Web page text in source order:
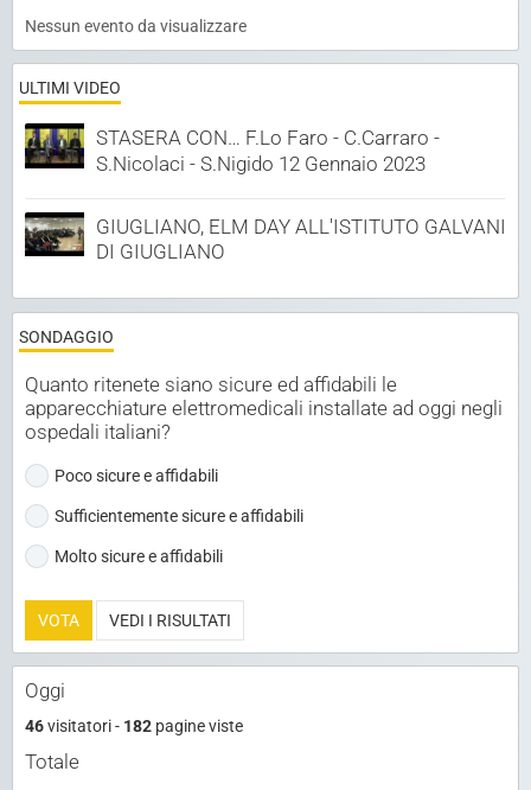
Nessun evento da visualizzare
ULTIMI VIDEO
STASERA CON… F.Lo Faro - C.Carraro -
S.Nicolaci - S.Nigido 12 Gennaio 2023
GIUGLIANO, ELM DAY ALL'ISTITUTO GALVANI
DI GIUGLIANO
SONDAGGIO
Quanto ritenete siano sicure ed affidabili le
apparecchiature elettromedicali installate ad oggi negli
ospedali italiani?
Poco sicure e affidabili
Sufficientemente sicure e affidabili
Molto sicure e affidabili
VOTA VEDI I RISULTATI
Oggi
46visitatori - 182 pagine viste
Totale